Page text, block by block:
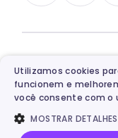
© 2026,
Privacidade,
Utilizamos cookies
funcionem e
você consente com o
MOSTRAR DETALHES